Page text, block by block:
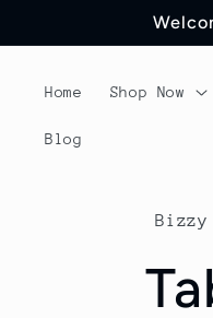
Home Shop Now
Blog